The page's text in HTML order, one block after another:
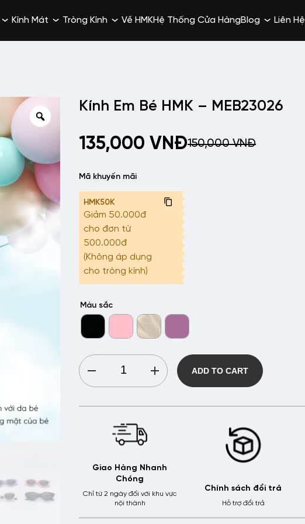
Kính Mát Tròng Kính Về HMKHệ Thống Cửa HàngBlog Liên Hệ
Kính Em Bé HMK – MEB23026
135,000 VNĐ150,000VNĐ
Mã khuyến mãi
HMK50K
Giảm 50.000đ
cho đơn từ
500.000đ
(Không áp dụng
cho tròng kính)
Màu sắc
HMK
MEB23026
quantity
ADD TO CART
Giao Hàng Nhanh
Chóng
Chỉ từ 2 ngày đối với khu vực
nội thành
Chính sách đổi trả
Hỗ trợ đổi trả